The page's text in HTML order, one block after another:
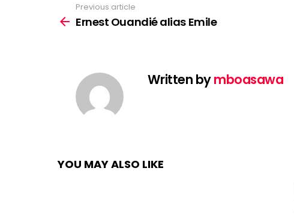
more
Previous article
Ernest Ouandié alias Emile
Written bymboasawa
YOU MAY ALSO LIKE